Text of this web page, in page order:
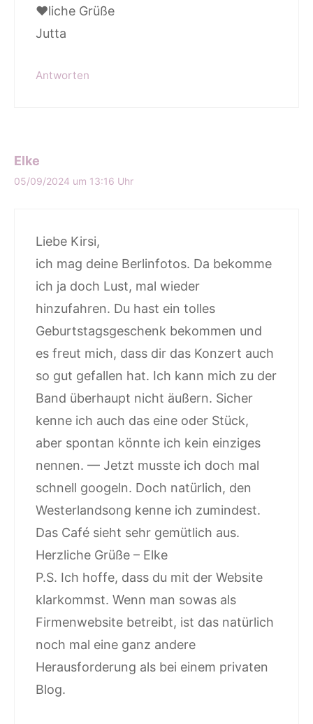
♥liche Grüße
Jutta
Antworten
Elke
05/09/2024 um 13:16 Uhr
Liebe Kirsi,
ich mag deine Berlinfotos. Da bekomme
ich ja doch Lust, mal wieder
hinzufahren. Du hast ein tolles
Geburtstagsgeschenk bekommen und
es freut mich, dass dir das Konzert auch
so gut gefallen hat. Ich kann mich zu der
Band überhaupt nicht äußern. Sicher
kenne ich auch das eine oder Stück,
aber spontan könnte ich kein einziges
nennen. — Jetzt musste ich doch mal
schnell googeln. Doch natürlich, den
Westerlandsong kenne ich zumindest.
Das Café sieht sehr gemütlich aus.
Herzliche Grüße – Elke
P.S. Ich hoffe, dass du mit der Website
klarkommst. Wenn man sowas als
Firmenwebsite betreibt, ist das natürlich
noch mal eine ganz andere
Herausforderung als bei einem privaten
Blog.